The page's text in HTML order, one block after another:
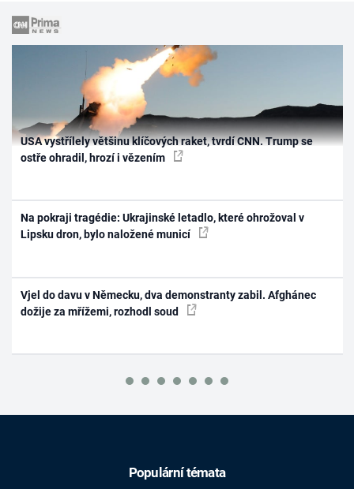
USA vystřílely většinu klíčových raket, tvrdí CNN. Trump se
ostře ohradil, hrozí i vězením
Na pokraji tragédie: Ukrajinské letadlo, které ohrožoval v
Lipsku dron, bylo naložené municí
Vjel do davu v Německu, dva demonstranty zabil. Afghánec
dožije za mřížemi, rozhodl soud
Populární témata